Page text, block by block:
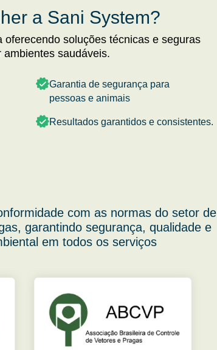
a Sani System?
oferecendo soluções técnicas e seguras
ambientes saudáveis.
Garantia de segurança para
pessoas e animais
Resultados garantidos e consistentes.
com as normas do setor de
garantindo segurança, qualidade e
em todos os serviços